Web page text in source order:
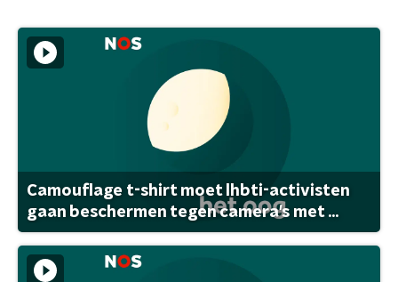
Camouflage t-shirt moet lhbti-activisten
gaan beschermen tegen camera's met ...